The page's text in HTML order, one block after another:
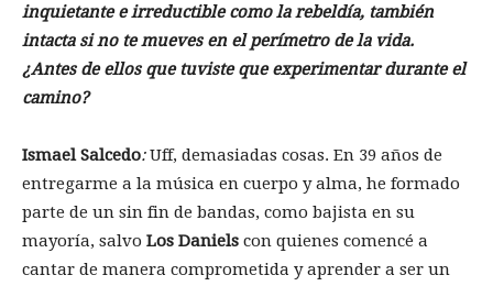
inquietante e irreductible como la rebeldía, también
intacta si no te mueves en el perímetro de la vida.
¿Antes de ellos que tuviste que experimentar durante el
camino?
Ismael Salcedo: Uff, demasiadas cosas. En 39 años de
entregarme a la música en cuerpo y alma, he formado
parte de un sin fin de bandas, como bajista en su
mayoría, salvo Los Daniels con quienes comencé a
cantar de manera comprometida y aprender a ser un